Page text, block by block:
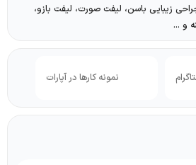
زیبایی باسن، لیفت صورت، لیفت بازو،
و ...
نمونه کارها در آپارات